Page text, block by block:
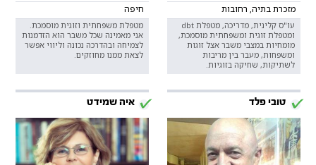
מזכרת בתיה, רחובות
עו"ס קלינית, מדריכה, מטפלת dbt
ומטפלת זוגית ומשפחתית מוסמכת,
מומחיות במצבי משבר אצל זוגות
ומשפחות, מעבר בין מריבות
לשתיקות, שחיקה בזוגיות.
חיפה
מטפלת משפחתית וזוגית מוסמכת.
אני מאמינה שכל משבר הוא הזדמנות
לצמיחה ובהדרכה נכונה וליווי אפשר
לצאת ממנו מחוזקים.
טובי פלד איה שמידט